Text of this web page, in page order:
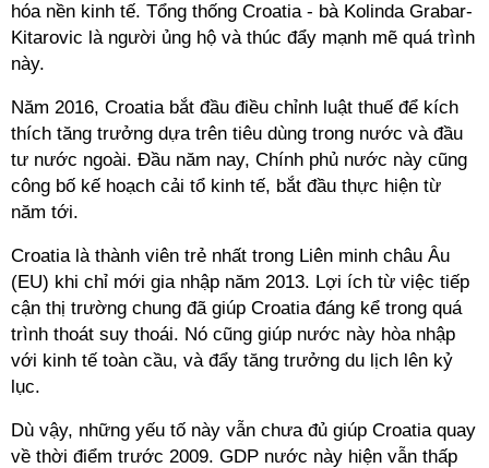
hóa nền kinh tế. Tổng thống Croatia - bà Kolinda Grabar-
Kitarovic là người ủng hộ và thúc đẩy mạnh mẽ quá trình
này.
Năm 2016, Croatia bắt đầu điều chỉnh luật thuế để kích
thích tăng trưởng dựa trên tiêu dùng trong nước và đầu
tư nước ngoài. Đầu năm nay, Chính phủ nước này cũng
công bố kế hoạch cải tổ kinh tế, bắt đầu thực hiện từ
năm tới.
Croatia là thành viên trẻ nhất trong Liên minh châu Âu
(EU) khi chỉ mới gia nhập năm 2013. Lợi ích từ việc tiếp
cận thị trường chung đã giúp Croatia đáng kể trong quá
trình thoát suy thoái. Nó cũng giúp nước này hòa nhập
với kinh tế toàn cầu, và đẩy tăng trưởng du lịch lên kỷ
lục.
Dù vậy, những yếu tố này vẫn chưa đủ giúp Croatia quay
về thời điểm trước 2009. GDP nước này hiện vẫn thấp